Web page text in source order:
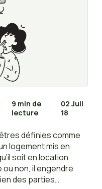
9 min de
lecture
02 Juil
18
définies comme
logement mis en
soit en location
non, il engendre
des parties